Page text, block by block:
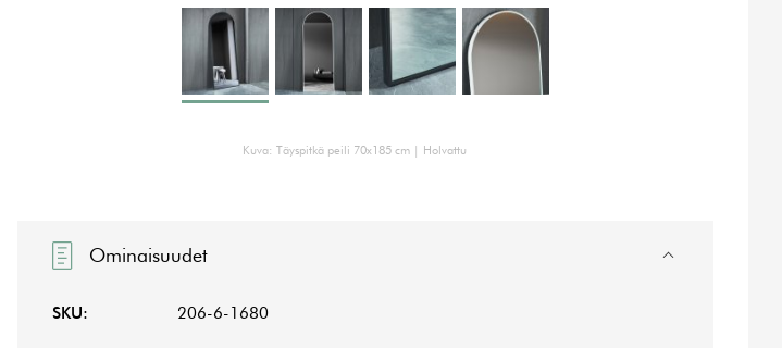
Kuva: Täyspitkä peili 70x185 cm | Holvattu
Ominaisuudet
SKU: 206-6-1680